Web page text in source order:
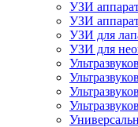
УЗИ
УЗИ
УЗИ для
УЗИ для